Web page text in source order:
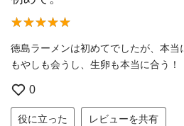
徳島ラーメンは初めてでしたが、本当
もやしも会うし、生卵も本当に合う！
0
役に立った レビューを共有